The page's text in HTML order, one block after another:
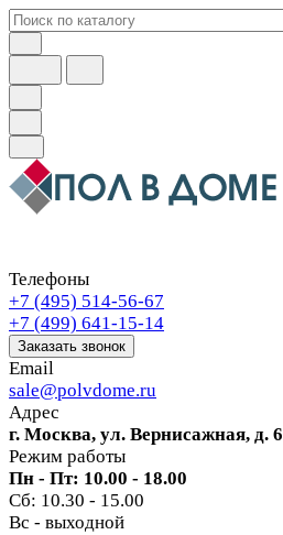
Телефоны
+7 (495) 514-56-67
+7 (499) 641-15-14
Заказать звонок
Email
sale@polvdome.ru
Адрес
г. Москва, ул. Вернисажная, д. 6
Режим работы
Пн - Пт: 10.00 - 18.00
Сб: 10.30 - 15.00
Вс - выходной